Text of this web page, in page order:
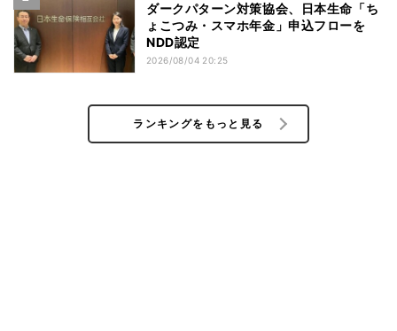
ダークパターン対策協会、日本生命「ち
ょこつみ・スマホ年金」申込フローを
NDD認定
2026/08/04 20:25
ランキングをもっと見る